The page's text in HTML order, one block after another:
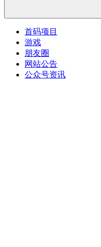
首码项目
游戏
朋友圈
网站公告
公众号资讯